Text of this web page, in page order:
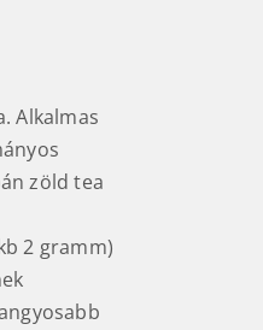
Alkalmas
zöld tea
2 gramm)